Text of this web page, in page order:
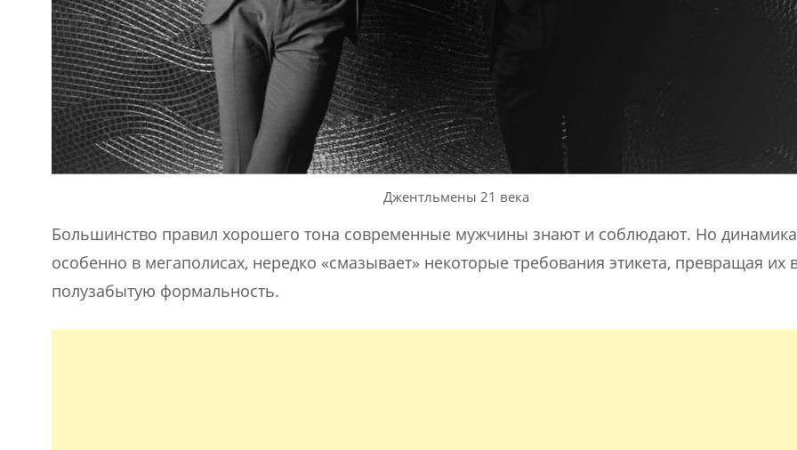
Джентльмены 21 века
Большинство правил хорошего тона современные мужчины знают и соблюдают. Но
особенно в мегаполисах, нередко «смазывает» некоторые требования этикета, превращая их
полузабытую формальность.